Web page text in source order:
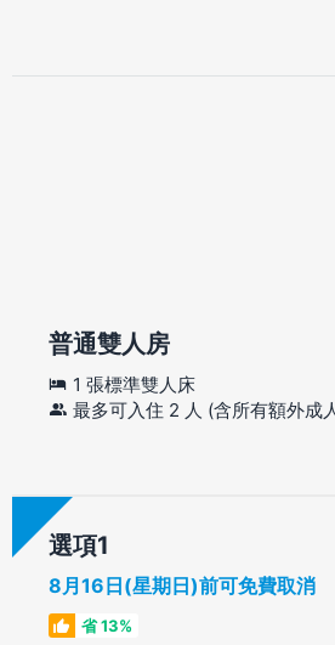
普通雙人房
1 張標準雙人床
最多可入住 2 人 (含所有額外成
選項
8月16日(星期日)前可免費取消
省 13%